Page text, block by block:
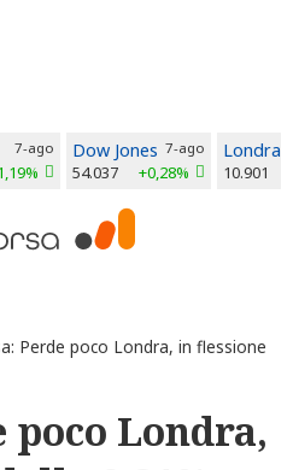
7-ago Dow Jones 7-ago
54.037 +0,28%
Londra
10.901
Perde poco Londra, in flessione
poco Londra,